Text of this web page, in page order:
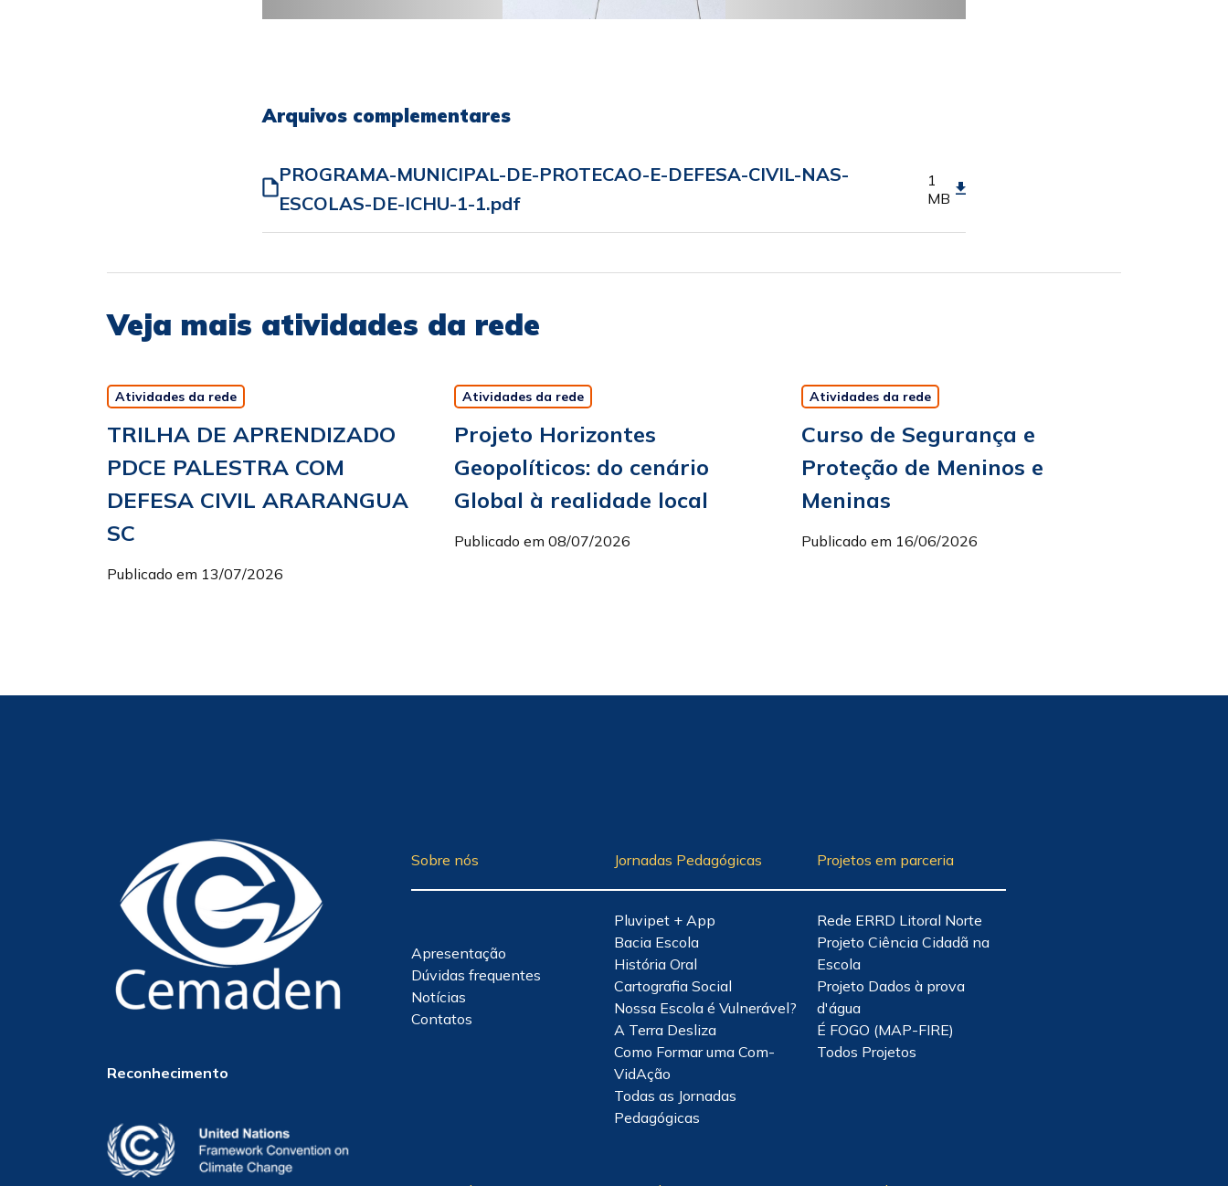
Arquivos complementares
PROGRAMA-MUNICIPAL-DE-PROTECAO-E-DEFESA-CIVIL-NAS-
ESCOLAS-DE-ICHU-1-1.pdf
1
MB
Veja mais atividades da rede
Atividades da rede
TRILHA DE APRENDIZADO
PDCE PALESTRA COM
DEFESA CIVIL ARARANGUA
SC
Publicado em 13/07/2026
Atividades da rede
Projeto Horizontes
Geopolíticos: do cenário
Global à realidade local
Publicado em 08/07/2026
Atividades da rede
Curso de Segurança e
Proteção de Meninos e
Meninas
Publicado em 16/06/2026
Reconhecimento
Sobre nós
Apresentação
Dúvidas frequentes
Notícias
Contatos
Jornadas Pedagógicas
Pluvipet + App
Bacia Escola
História Oral
Cartografia Social
Nossa Escola é Vulnerável?
A Terra Desliza
Como Formar uma Com-
VidAção
Todas as Jornadas
Pedagógicas
Projetos em parceria
Rede ERRD Litoral Norte
Projeto Ciência Cidadã na
Escola
Projeto Dados à prova
d'água
É FOGO (MAP-FIRE)
Todos Projetos